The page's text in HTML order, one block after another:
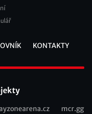
KONTAKTY
mcr.gg